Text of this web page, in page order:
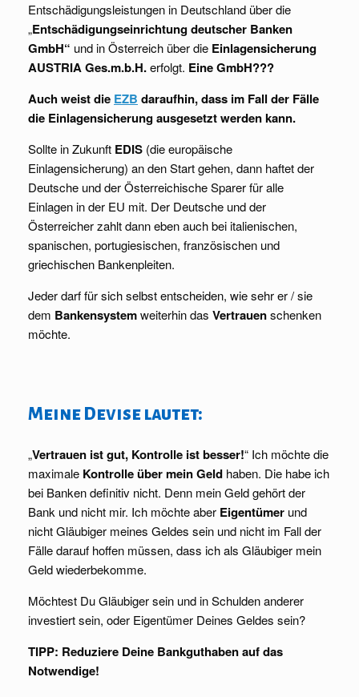
Entschädigungsleistungen in Deutschland über die
„Entschädigungseinrichtung deutscher Banken
GmbH“ und in Österreich über die Einlagensicherung
AUSTRIA Ges.m.b.H.erfolgt. Eine GmbH???
Auch weist die EZB daraufhin, dass im Fall der Fälle
die Einlagensicherung ausgesetzt werden kann.
Sollte in Zukunft EDIS (die europäische
Einlagensicherung) an den Start gehen, dann haftet der
Deutsche und der Österreichische Sparer für alle
Einlagen in der EU mit. Der Deutsche und der
Österreicher zahlt dann eben auch bei italienischen,
spanischen, portugiesischen, französischen und
griechischen Bankenpleiten.
Jeder darf für sich selbst entscheiden, wie sehr er / sie
dem Bankensystemweiterhin das Vertrauenschenken
möchte.
Meine Devise lautet:
„Vertrauen ist gut, Kontrolle ist besser!“ Ich möchte die
maximale Kontrolle über mein Geld haben. Die habe ich
bei Banken definitiv nicht. Denn mein Geld gehört der
Bank und nicht mir. Ich möchte aber Eigentümer und
nicht Gläubiger meines Geldes sein und nicht im Fall der
Fälle darauf hoffen müssen, dass ich als Gläubiger mein
Geld wiederbekomme.
Möchtest Du Gläubiger sein und in Schulden anderer
investiert sein, oder Eigentümer Deines Geldes sein?
TIPP: Reduziere Deine Bankguthaben auf das
Notwendige!